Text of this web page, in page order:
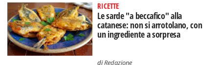
RICETTE
Le sarde "a beccafico" alla
catanese: non si arrotolano, con
un ingrediente a sorpresa
diRedazione